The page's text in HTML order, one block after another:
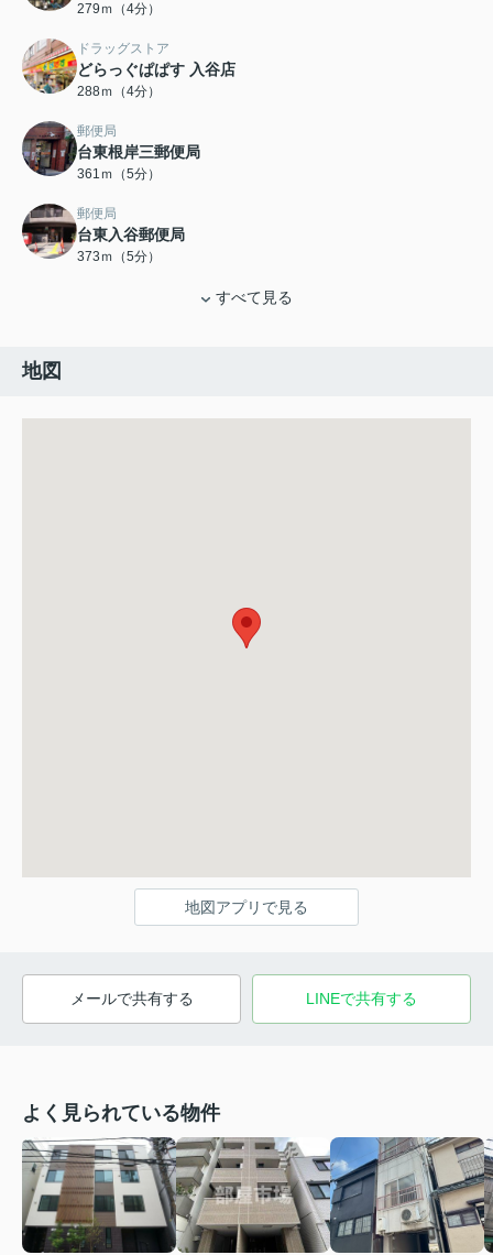
279ｍ（4分）
ドラッグストア
どらっぐぱぱす 入谷店
288ｍ（4分）
郵便局
台東根岸三郵便局
361ｍ（5分）
郵便局
台東入谷郵便局
373ｍ（5分）
すべて見る
地図
地図アプリで見る
メールで共有する LINEで共有する
よく見られている物件